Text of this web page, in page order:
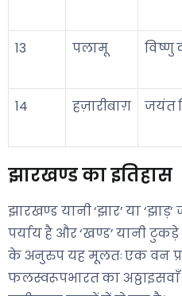
13
पलामू विष्णु
14
हज़ारीबाग़ जयंत
झारखण्ड का इतिहास
झारखण्ड यानी ‘झार’ या
पर्याय है और ‘खण्ड’ यानी
के अनुरुप यह मूलतः एक वन
फलस्वरूपभारत का